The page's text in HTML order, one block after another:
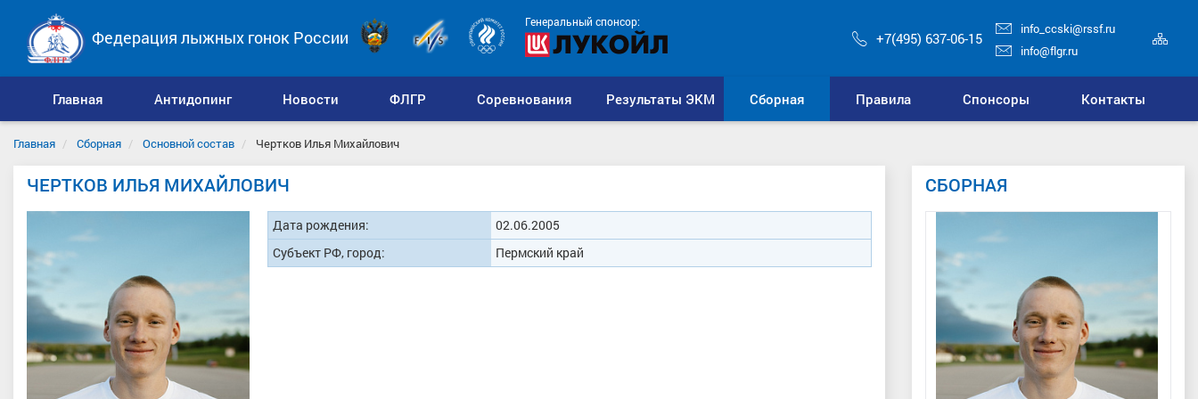
Генеральный спонсор:
Федерация лыжных гонок России +7(495) 637-06-15
info_ccski@rssf.ru
info@flgr.ru
Главная Антидопинг Новости ФЛГР Соревнования Результаты ЭКМ Сборная Правила Спонсоры Контакты
Главная Сборная Основной состав Чертков Илья Михайлович
ЧЕРТКОВ ИЛЬЯ МИХАЙЛОВИЧ
Дата рождения:
02.06.2005
Субъект РФ, город:
Пермский край
СБОРНАЯ